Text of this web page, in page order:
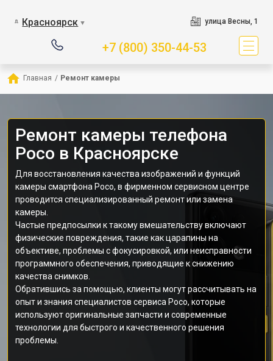
Красноярск ▼ улица Весны, 1
+7 (800) 350-44-53
Главная / Ремонт камеры
Ремонт камеры телефона
Poco в Красноярске
Для восстановления качества изображений и функций
камеры смартфона Poco, в фирменном сервисном центре
проводится специализированный ремонт или замена
камеры.
Частые предпосылки к такому вмешательству включают
физические повреждения, такие как царапины на
объективе, проблемы с фокусировкой, или неисправности
программного обеспечения, приводящие к снижению
качества снимков.
Обратившись за помощью, клиенты могут рассчитывать на
опыт и знания специалистов сервиса Poco, которые
используют оригинальные запчасти и современные
технологии для быстрого и качественного решения
проблемы.